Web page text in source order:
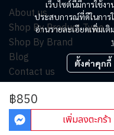
฿850
เพิ่มลงตะกร้า
เว็บไซต์นี้มีการใช้ง
ประสบการณ์ที่ดีในการ
อ่านรายละเอียดเพิ่มเติ
ตั้งค่าคุกกี้
About us
Shop By Product Type
Shop By Brand
Blog
Contact us
© Copyright
Powered